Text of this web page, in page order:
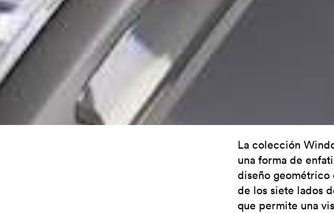
La colección
una forma de
diseño
de los siete lados
que permite una